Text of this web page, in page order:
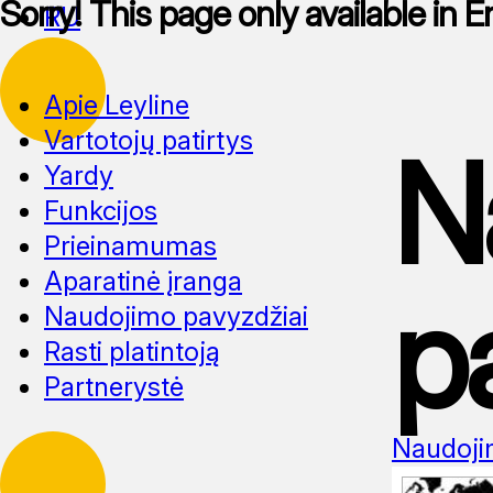
Sorry! This page only available in
RU
Apie Leyline
Vartotojų patirtys
Yardy
Funkcijos
Prieinamumas
Aparatinė įranga
Naudojimo pavyzdžiai
Rasti platintoją
Partnerystė